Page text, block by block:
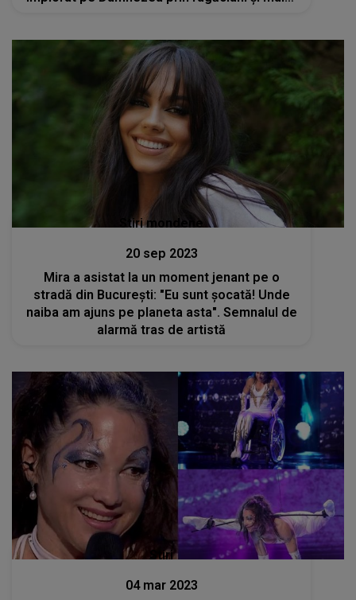
Stiri mondene
20 sep 2023
Mira a asistat la un moment jenant pe o
stradă din București: "Eu sunt șocată! Unde
naiba am ajuns pe planeta asta". Semnalul de
alarmă tras de artistă
Stiri
04 mar 2023